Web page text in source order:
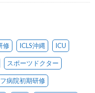
修 ICLS沖縄 ICU
スポーツドクター
病院初期研修